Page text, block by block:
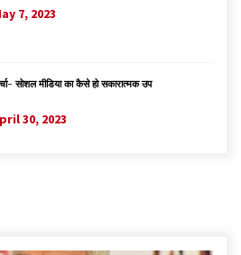
7, 2023
सोशल मीडिया का कैसे हो सकारात्मक उप
30, 2023